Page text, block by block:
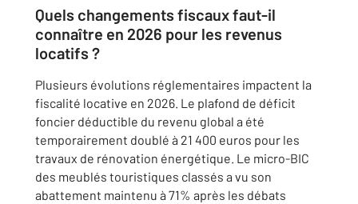
Quels changements fiscaux faut-il
connaître en 2026 pour les revenus
locatifs ?
Plusieurs évolutions réglementaires impactent la
fiscalité locative en 2026. Le plafond de déficit
foncier déductible du revenu global a été
temporairement doublé à 21 400 euros pour les
travaux de rénovation énergétique. Le micro-BIC
des meublés touristiques classés a vu son
abattement maintenu à 71% après les débats